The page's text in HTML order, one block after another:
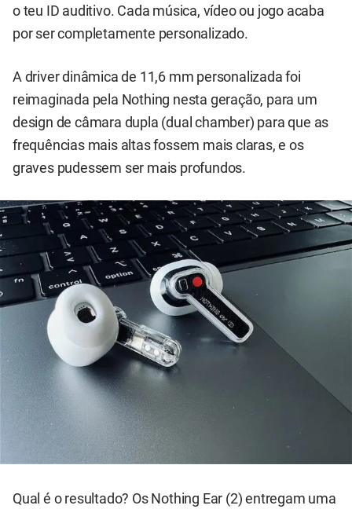
o teu ID auditivo. Cada música, vídeo ou jogo acaba
por ser completamente personalizado.
A driver dinâmica de 11,6 mm personalizada foi
reimaginada pela Nothing nesta geração, para um
design de câmara dupla (dual chamber) para que as
frequências mais altas fossem mais claras, e os
graves pudessem ser mais profundos.
Qual é o resultado? Os Nothing Ear (2) entregam uma